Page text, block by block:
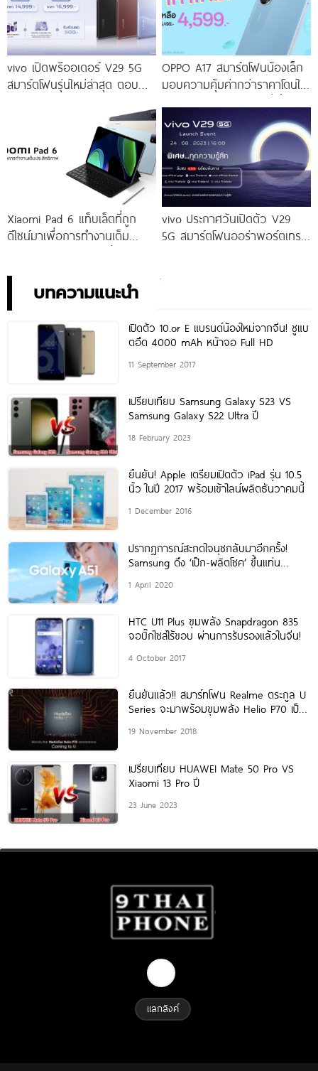
vivo เปิดพรีออเดอร์ V29 5G
สมาร์ตโฟนรุ่นใหม่ล่าสุด ตอบ
ราคาเริ่มต้นเพียง 14,999 บาท
จัดเต็มกับโปรโมชันพิเศษก่อนใคร
OPPO A17 สมาร์ตโฟนน้องเล็ก
มอบความคุ้มค่ากว่าราคาโดนใจ
ราคาใหม่เพียง 4,599 บาท
เท่านั้น!
Xiaomi Pad 6 แท็บเล็ตที่ถูก
ดีไซน์มาเพื่อการทำงานเต็ม
vivo ประกาศวันเปิดตัว V29
5G สมาร์ตโฟนออร่าพอร์ตเทร
บทความแนะนำ
เปิดตัว 10.or E แบรนด์น้องใหม่จากจีน! ชูแบ
ตอึด 4000 mAh หน้าจอ Full HD
11 September 2017
เปรียบเทียบ Samsung Galaxy S23 VS
Samsung Galaxy S22 Ultra ปี
18 February 2023
ยืนยัน! Apple เตรียมเปิดตัว iPad รุ่น 10.5
นิ้ว ในปี 2017 พร้อมเข้าไลน์ผลิตธันวาคมนี้
1 December 2016
ปรากฏการณ์สะกดใจนุชกลับมาอีกครั้ง!
Samsung ดึง ‘เป๊ก-ผลิตโชค’ ขึ้นแท่น
A51” ต่อเนื่องเป็นปีที่สอง
1 April 2020
HTC U11 Plus ขุมพลัง Snapdragon 835
จอบิ๊กไซส์ไร้ขอบ ผ่านการรับรองแล้วในจีน!
4 October 2017
ยืนยันแล้ว!! สมาร์ทโฟน Realme ตระกูล U
Series จะมาพร้อมขุมพลัง Helio P70 เป็น
19 November 2018
เปรียบเทียบ HUAWEI Mate 50 Pro VS
Xiaomi 13 Pro ปี
23 June 2023
แลกลิงค์